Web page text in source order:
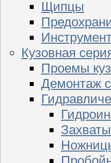
Щипцы
Кузовная
Проемы
Демонтаж